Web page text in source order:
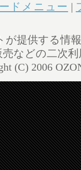
ドメニュー |
が提供する情
売などの二次
(C) 2006